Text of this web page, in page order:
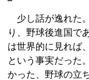
少し話が逸れた
り、野球後進国で
は世界的に見れば
という事実だった
かった、野球の立